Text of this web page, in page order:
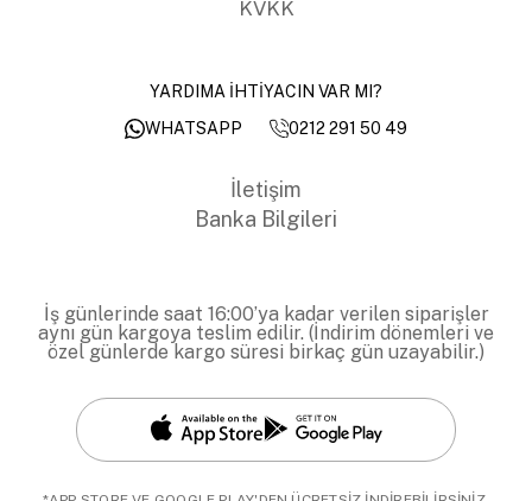
KVKK
YARDIMA İHTİYACIN VAR MI?
WHATSAPP
0212 291 50 49
İletişim
Banka Bilgileri
İş günlerinde saat 16:00’ya kadar verilen siparişler
aynı gün kargoya teslim edilir. (İndirim dönemleri ve
özel günlerde kargo süresi birkaç gün uzayabilir.)